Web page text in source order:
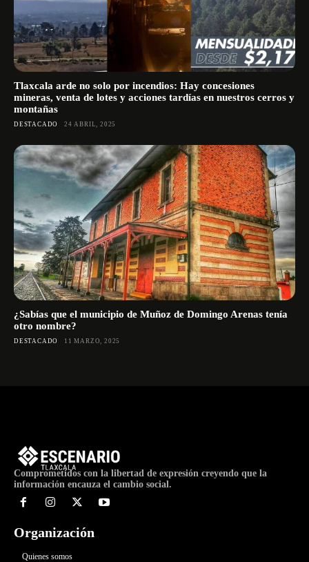
Tlaxcala arde no solo por incendios: Hay concesiones
mineras, venta de lotes y acciones tardías en nuestros cerros y
montañas
DESTACADO 24 ABRIL, 2025
¿Sabías que el municipio de Muñoz de Domingo Arenas tenía
otro nombre?
DESTACADO 11 MARZO, 2025
Comprometidos con la libertad de expresión creyendo que la
información encauza el cambio social.
Organización
Quienes somos